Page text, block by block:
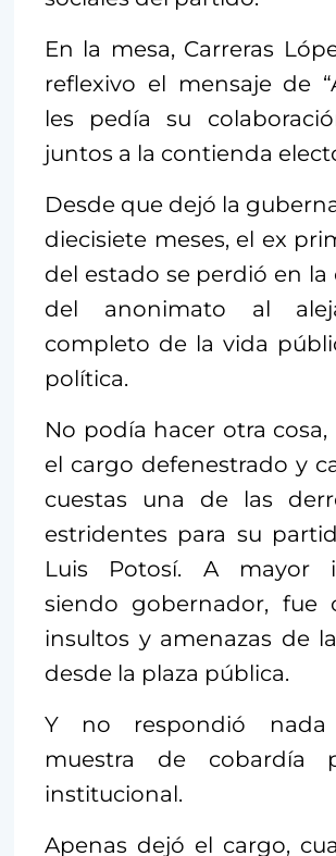
En la mesa, Carreras
reflexivo el mensaje de
les pedía su
juntos a la contienda
Desde que dejó la
diecisiete meses, el ex
del estado se perdió en la
del anonimato al
completo de la vida
política.
No podía hacer otra cosa,
el cargo defenestrado y
cuestas una de las
estridentes para su
Luis Potosí. A mayor
siendo gobernador, fue
insultos y amenazas de
desde la plaza pública.
Y no respondió
muestra de cobardía
institucional.
Apenas dejó el cargo,